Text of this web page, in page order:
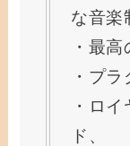
な音楽
・最
・プラ
・ロ
ド、